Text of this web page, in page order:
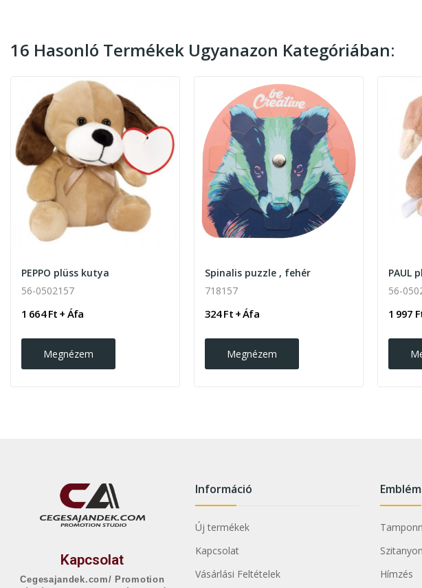
16 Hasonló Termékek Ugyanazon Kategóriában:
PEPPO plüss kutya
56-0502157
1 664 Ft + Áfa
Megnézem
Spinalis puzzle , fehér
718157
324 Ft + Áfa
Megnézem
PAUL
56-
1 997
Kapcsolat
Cegesajandek.com/ Promotion
Információ
Új termékek
Kapcsolat
Vásárlási Feltételek
Hímzés